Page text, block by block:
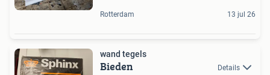
Rotterdam 13 jul 26
wand tegels
Bieden Details